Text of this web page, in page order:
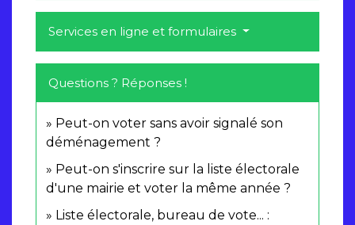
Services en ligne et formulaires
Questions ? Réponses !
Peut-on voter sans avoir signalé son
déménagement ?
Peut-on s'inscrire sur la liste électorale
d'une mairie et voter la même année ?
Liste électorale, bureau de vote... :